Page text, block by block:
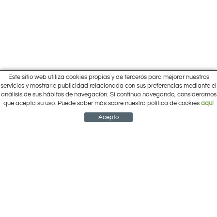
Inicio
Ofertas
Marcas
Pol. Cantalgallo Calle A Naves 10-12
ARACENA (Huelva)
959 12 63 64
info@electrobricogarden.com
CUENTA CESTA
Este sitio web utiliza cookies propias y de terceros para mejorar nuestros
servicios y mostrarle publicidad relacionada con sus preferencias mediante el
análisis de sus hábitos de navegación. Si continua navegando, consideramos
que acepta su uso. Puede saber más sobre nuestra política de cookies aquí
Acepto